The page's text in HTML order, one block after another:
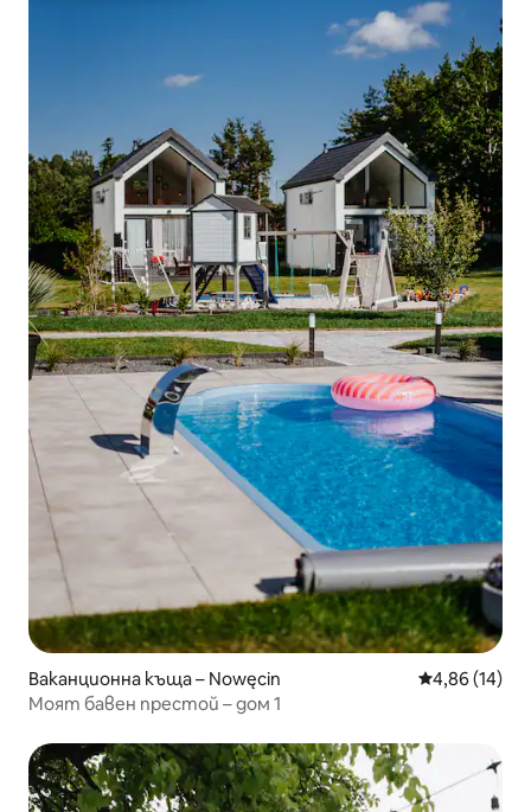
Ваканционна къща – Nowęcin Средна
4,86 (14)
Моят бавен престой – дом 1